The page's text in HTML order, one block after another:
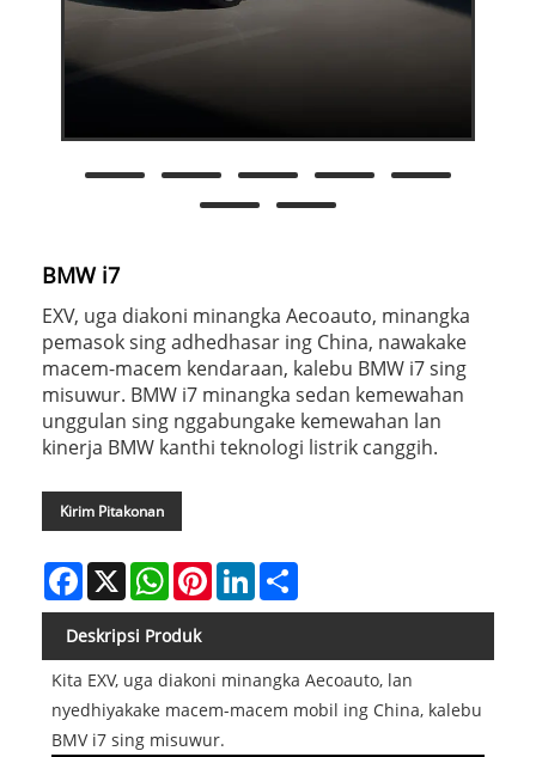
BMW i7
EXV, uga diakoni minangka Aecoauto, minangka
pemasok sing adhedhasar ing China, nawakake
macem-macem kendaraan, kalebu BMW i7 sing
misuwur. BMW i7 minangka sedan kemewahan
unggulan sing nggabungake kemewahan lan
kinerja BMW kanthi teknologi listrik canggih.
Kirim Pitakonan
Facebook
X WhatsAppPinterestLinkedIn
Deskripsi Produk
Kita EXV, uga diakoni minangka Aecoauto, lan
nyedhiyakake macem-macem mobil ing China, kalebu
BMV i7 sing misuwur.